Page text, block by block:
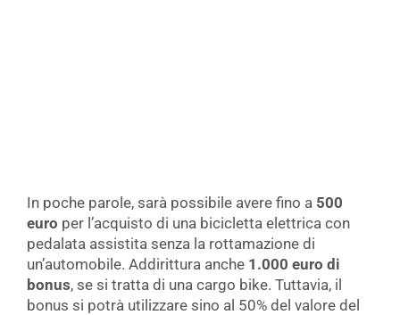
In poche parole, sarà possibile avere fino a 500
euro per l’acquisto di una bicicletta elettrica con
pedalata assistita senza la rottamazione di
un’automobile. Addirittura anche 1.000 euro di
bonus, se si tratta di una cargo bike. Tuttavia, il
bonus si potrà utilizzare sino al 50% del valore del